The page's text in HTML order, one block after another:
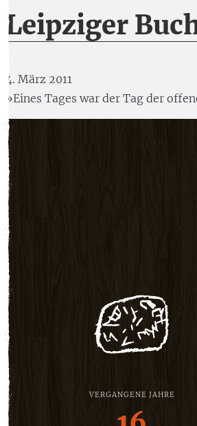
Leipziger
4. März 2011
»Eines Tages war der Tag der
VERGANGENE JAHRE